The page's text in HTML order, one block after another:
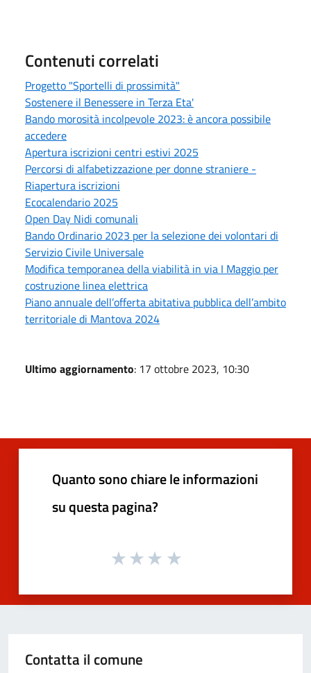
Contenuti correlati
Progetto "Sportelli di prossimità"
Sostenere il Benessere in Terza Eta'
Bando morosità incolpevole 2023: è ancora possibile
accedere
Apertura iscrizioni centri estivi 2025
Percorsi di alfabetizzazione per donne straniere -
Riapertura iscrizioni
Ecocalendario 2025
Open Day Nidi comunali
Bando Ordinario 2023 per la selezione dei volontari di
Servizio Civile Universale
Modifica temporanea della viabilità in via I Maggio per
costruzione linea elettrica
Piano annuale dell’offerta abitativa pubblica dell’ambito
territoriale di Mantova 2024
Ultimo aggiornamento: 17 ottobre 2023, 10:30
Quanto sono chiare le informazioni
su questa pagina?
Contatta il comune